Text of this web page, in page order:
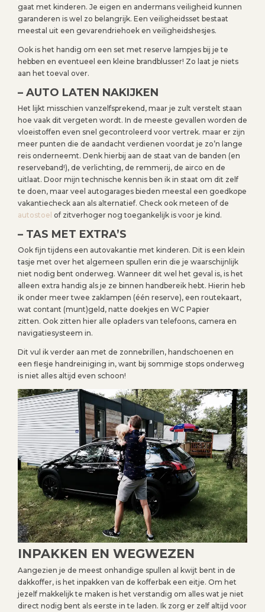
gaat met kinderen. Je eigen en andermans veiligheid kunnen
garanderen is wel zo belangrijk. Een veiligheidsset bestaat
meestal uit een gevarendriehoek en veiligheidshesjes.
Ook is het handig om een set met reserve lampjes bij je te
hebben en eventueel een kleine brandblusser! Zo laat je niets
aan het toeval over.
– AUTO LATEN NAKIJKEN
Het lijkt misschien vanzelfsprekend, maar je zult verstelt staan
hoe vaak dit vergeten wordt. In de meeste gevallen worden de
vloeistoffen even snel gecontroleerd voor vertrek. maar er zijn
meer punten die de aandacht verdienen voordat je zo’n lange
reis onderneemt. Denk hierbij aan de staat van de banden (en
reserveband!), de verlichting, de remmerij, de airco en de
uitlaat. Door mijn technische kennis ben ik in staat om dit zelf
te doen, maar veel autogarages bieden meestal een goedkope
vakantiecheck aan als alternatief. Check ook meteen of de
autostoel of zitverhoger nog toegankelijk is voor je kind.
– TAS MET EXTRA’S
Ook fijn tijdens een autovakantie met kinderen. Dit is een klein
tasje met over het algemeen spullen erin die je waarschijnlijk
niet nodig bent onderweg. Wanneer dit wel het geval is, is het
alleen extra handig als je ze binnen handbereik hebt. Hierin heb
ik onder meer twee zaklampen (één reserve), een routekaart,
wat contant (munt)geld, natte doekjes en WC Papier
zitten. Ook zitten hier alle opladers van telefoons, camera en
navigatiesysteem in.
Dit vul ik verder aan met de zonnebrillen, handschoenen en
een flesje handreiniging in, want bij sommige stops onderweg
is niet alles altijd even schoon!
INPAKKEN EN WEGWEZEN
Aangezien je de meest onhandige spullen al kwijt bent in de
dakkoffer, is het inpakken van de kofferbak een eitje. Om het
jezelf makkelijk te maken is het verstandig om alles wat je niet
direct nodig bent als eerste in te laden. Ik zorg er zelf altijd voor